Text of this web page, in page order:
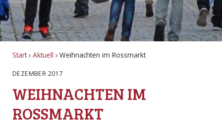
Start Aktuell Weihnachten im Rossmarkt
DEZEMBER 2017
WEIHNACHTEN IM
ROSSMARKT